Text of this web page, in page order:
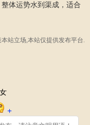
体运势水到渠成，适合
站立场,本站仅提供发布平台.